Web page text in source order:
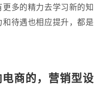
多的精力去学习新的知
待遇也相应提升，都是
商的，营销型设